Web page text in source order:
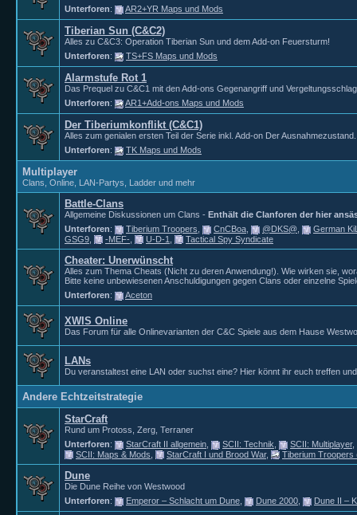
Unterforen: AR2+YR Maps und Mods
Tiberian Sun (C&C2)
Alles zu C&C3: Operation Tiberian Sun und dem Add-on Feuersturm!
Unterforen: TS+FS Maps und Mods
Alarmstufe Rot 1
Das Prequel zu C&C1 mit den Add-ons Gegenangriff und
Unterforen: AR1+Add-ons Maps und Mods
Der Tiberiumkonflikt (C&C1)
Alles zum genialen ersten Teil der Serie inkl. Add-on Der Ausnahmezustand.
Unterforen: TK Maps und Mods
Multiplayer
Clans, Online, LAN-Partys, Ladder und mehr
Battle-Clans
Allgemeine Diskussionen um Clans - Enthält die Clanforen der hier
Unterforen: Tiberium Troopers CnCBoa @DKS@
German
GSG9
-MEF- U-D-1 Tactical Spy Syndicate
Cheater: Unerwünscht
Alles zum Thema Cheats (Nicht zu deren Anwendung!). Wie wirken sie,
Bitte keine unbewiesenen Anschuldigungen gegen Clans oder einzelne
Unterforen: Aceton
XWIS Online
Das Forum für alle Onlinevarianten der C&C Spiele aus dem Hause
LANs
Du veranstaltest eine LAN oder suchst eine? Hier könnt ihr euch treffen
Andere Echtzeitstrategie
StarCraft
Rund um Protoss, Zerg, Terraner
Unterforen: StarCraft II allgemein SCII: Technik SCII: Multiplayer,
SCII: Maps & Mods
StarCraft I und Brood War, Tiberium Troopers
Dune
Die Dune Reihe von Westwood
Unterforen: Emperor – Schlacht um Dune Dune 2000 Dune II –